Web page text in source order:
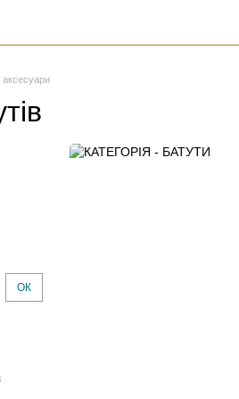
аксесуари
ОК